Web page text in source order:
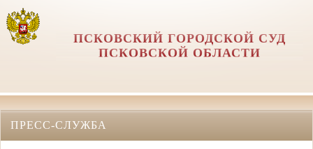
ПСКОВСКИЙ ГОРОДСКОЙ СУД
ПСКОВСКОЙ ОБЛАСТИ
ПРЕСС-СЛУЖБА